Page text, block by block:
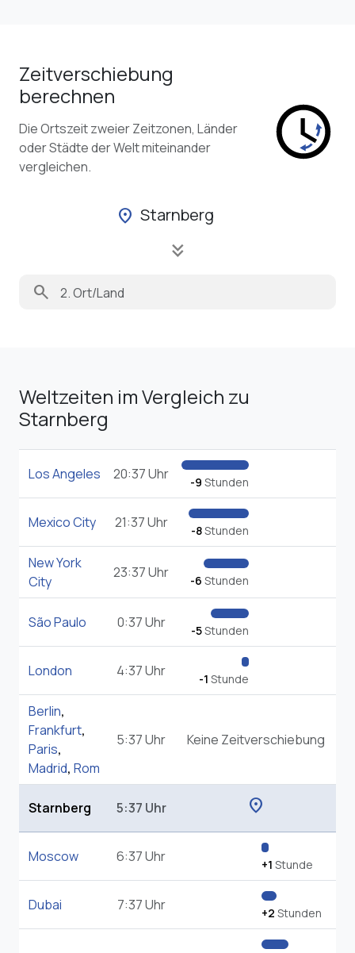
Zeitverschiebung
berechnen
Die Ortszeit zweier Zeitzonen, Länder
oder Städte der Welt miteinander
vergleichen.
location_on Starnberg
keyboard_double_arrow_down
search
Weltzeiten im Vergleich zu
Starnberg
Los Angeles 20:37 Uhr -9 Stunden
Mexico City 21:37 Uhr -8Stunden
New York
City
23:37 Uhr -6 Stunden
São Paulo 0:37 Uhr -5Stunden
London 4:37 Uhr -1 Stunde
Berlin,
Frankfurt,
Paris,
Madrid, Rom
5:37 Uhr Keine Zeitverschiebung
Starnberg 5:37 Uhr location_on
Moscow 6:37 Uhr +1 Stunde
Dubai 7:37 Uhr +2 Stunden